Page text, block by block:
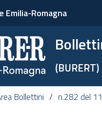
Emilia-Romagna
(BURERT)
Bollettini n.282 del